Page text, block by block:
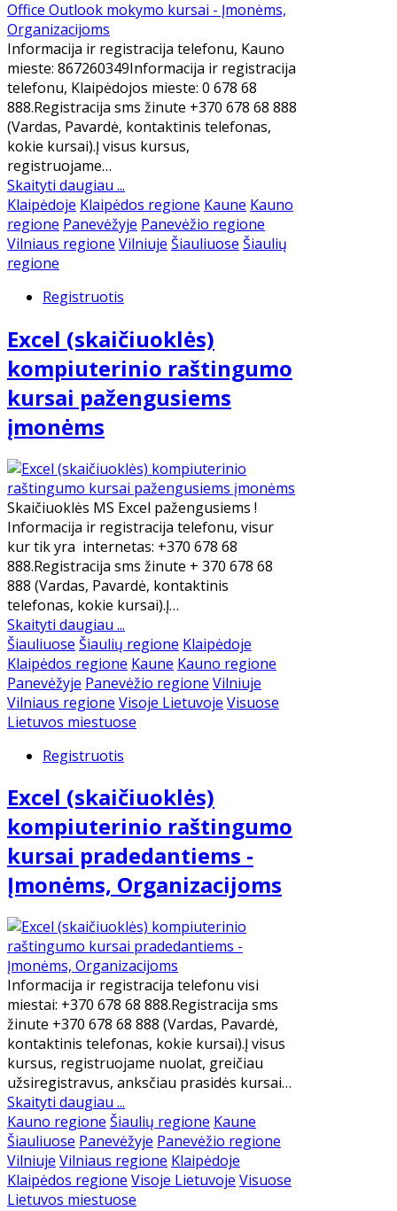
Informacija ir registracija telefonu, Kauno
mieste: 867260349Informacija ir registracija
telefonu, Klaipėdojos mieste: 0 678 68
888.Registracija sms žinute +370 678 68 888
(Vardas, Pavardė, kontaktinis telefonas,
kokie kursai).Į visus kursus,
registruojame…
Skaityti daugiau ...
Klaipėdoje Klaipėdos regione Kaune Kauno
regione Panevėžyje Panevėžio regione
Vilniaus regione Vilniuje Šiauliuose Šiaulių
regione
Registruotis
Excel (skaičiuoklės)
kompiuterinio raštingumo
kursai pažengusiems
įmonėms
Skaičiuoklės MS Excel pažengusiems !
Informacija ir registracija telefonu, visur
kur tik yra internetas: +370 678 68
888.Registracija sms žinute + 370 678 68
888 (Vardas, Pavardė, kontaktinis
telefonas, kokie kursai).Į…
Skaityti daugiau ...
Šiauliuose Šiaulių regione Klaipėdoje
Klaipėdos regione Kaune Kauno regione
Panevėžyje Panevėžio regione Vilniuje
Vilniaus regione Visoje Lietuvoje Visuose
Lietuvos miestuose
Registruotis
Excel (skaičiuoklės)
kompiuterinio raštingumo
kursai pradedantiems -
Įmonėms, Organizacijoms
Informacija ir registracija telefonu visi
miestai: +370 678 68 888.Registracija sms
žinute +370 678 68 888 (Vardas, Pavardė,
kontaktinis telefonas, kokie kursai).Į visus
kursus, registruojame nuolat, greičiau
užsiregistravus, anksčiau prasidės kursai…
Skaityti daugiau ...
Kauno regione Šiaulių regione Kaune
Šiauliuose Panevėžyje Panevėžio regione
Vilniuje Vilniaus regione Klaipėdoje
Klaipėdos regione Visoje Lietuvoje Visuose
Lietuvos miestuose